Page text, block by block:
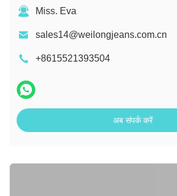
Miss. Eva
sales14@weilongjeans.com.cn
+8615521393504
अब संपर्क करें